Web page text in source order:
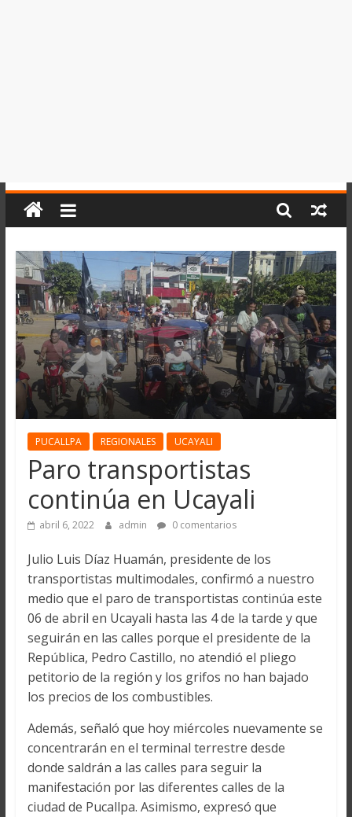
PUCALLPA REGIONALES UCAYALI
Paro transportistas
continúa en Ucayali
abril 6, 2022 admin 0 comentarios
Julio Luis Díaz Huamán, presidente de los
transportistas multimodales, confirmó a nuestro
medio que el paro de transportistas continúa este
06 de abril en Ucayali hasta las 4 de la tarde y que
seguirán en las calles porque el presidente de la
República, Pedro Castillo, no atendió el pliego
petitorio de la región y los grifos no han bajado
los precios de los combustibles.
Además, señaló que hoy miércoles nuevamente se
concentrarán en el terminal terrestre desde
donde saldrán a las calles para seguir la
manifestación por las diferentes calles de la
ciudad de Pucallpa. Asimismo, expresó que